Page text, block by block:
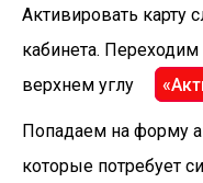
Активировать карту
кабинета. Переходим
верхнем углу
Попадаем на форму
которые потребует